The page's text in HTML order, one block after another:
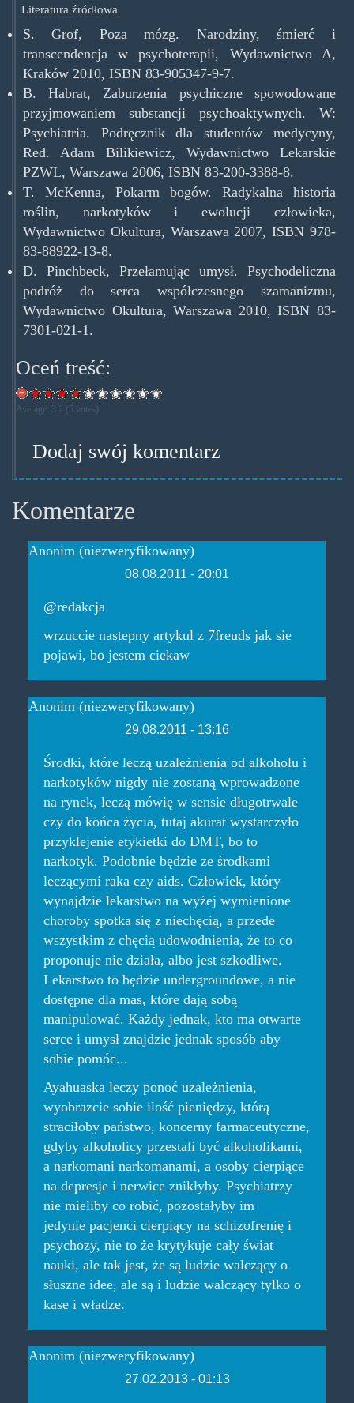
Literatura źródłowa
S. Grof, Poza mózg. Narodziny, śmierć i
transcendencja w psychoterapii, Wydawnictwo A,
Kraków 2010, ISBN 83-905347-9-7.
B. Habrat, Zaburzenia psychiczne spowodowane
przyjmowaniem substancji psychoaktywnych. W:
Psychiatria. Podręcznik dla studentów medycyny,
Red. Adam Bilikiewicz, Wydawnictwo Lekarskie
PZWL, Warszawa 2006, ISBN 83-200-3388-8.
T. McKenna, Pokarm bogów. Radykalna historia
roślin, narkotyków i ewolucji człowieka,
Wydawnictwo Okultura, Warszawa 2007, ISBN 978-
83-88922-13-8.
D. Pinchbeck, Przełamując umysł. Psychodeliczna
podróż do serca współczesnego szamanizmu,
Wydawnictwo Okultura, Warszawa 2010, ISBN 83-
7301-021-1.
Oceń treść:
Average: 3.2 ( 5 votes)
Dodaj swój komentarz
Komentarze
Anonim (niezweryfikowany)
08.08.2011 - 20:01
@redakcja
wrzuccie nastepny artykul z 7freuds jak sie
pojawi, bo jestem ciekaw
Anonim (niezweryfikowany)
29.08.2011 - 13:16
Środki, które leczą uzależnienia od alkoholu i
narkotyków nigdy nie zostaną wprowadzone
na rynek, leczą mówię w sensie długotrwale
czy do końca życia, tutaj akurat wystarczyło
przyklejenie etykietki do DMT, bo to
narkotyk. Podobnie będzie ze środkami
leczącymi raka czy aids. Człowiek, który
wynajdzie lekarstwo na wyżej wymienione
choroby spotka się z niechęcią, a przede
wszystkim z chęcią udowodnienia, że to co
proponuje nie działa, albo jest szkodliwe.
Lekarstwo to będzie undergroundowe, a nie
dostępne dla mas, które dają sobą
manipulować. Każdy jednak, kto ma otwarte
serce i umysł znajdzie jednak sposób aby
sobie pomóc...
Ayahuaska leczy ponoć uzależnienia,
wyobrazcie sobie ilość pieniędzy, którą
straciłoby państwo, koncerny farmaceutyczne,
gdyby alkoholicy przestali być alkoholikami,
a narkomani narkomanami, a osoby cierpiące
na depresje i nerwice znikłyby. Psychiatrzy
nie mieliby co robić, pozostałyby im
jedynie pacjenci cierpiący na schizofrenię i
psychozy, nie to że krytykuje cały świat
nauki, ale tak jest, że są ludzie walczący o
słuszne idee, ale są i ludzie walczący tylko o
kase i władze.
Anonim (niezweryfikowany)
27.02.2013 - 01:13